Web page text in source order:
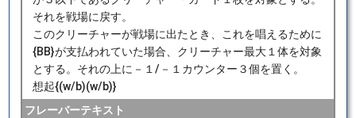
それを戦場に戻す。
このクリーチャーが戦場に出たとき、これを唱えるために
{BB}が支払われていた場合、クリーチャー最大１体を対象
とする。それの上に－１/－１カウンター３個を置く。
想起{(w/b)(w/b)}
フレーバーテキスト